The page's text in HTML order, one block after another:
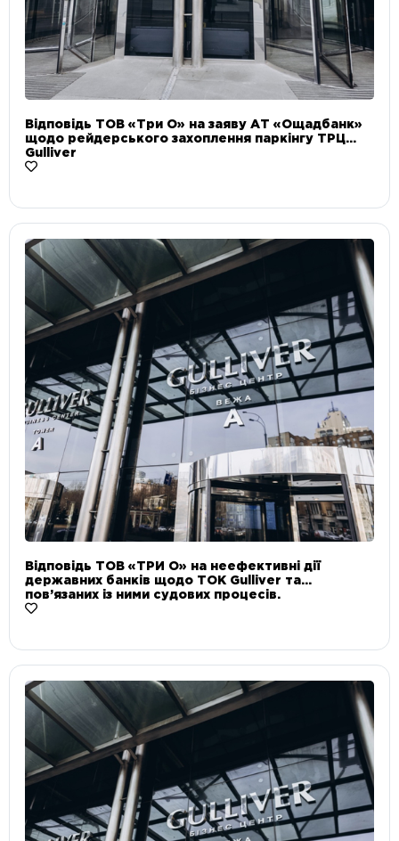
Відповідь ТОВ «Три О» на заяву АТ «Ощадбанк»
щодо рейдерського захоплення паркінгу ТРЦ
Gulliver
Відповідь ТОВ «ТРИ О» на неефективні дії
державних банків щодо ТОК Gulliver та
пов’язаних із ними судових процесів.